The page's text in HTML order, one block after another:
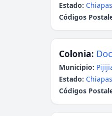
Estado: Chiapas
Códigos
Colonia:
Municipio:
Estado: Chiapas
Códigos